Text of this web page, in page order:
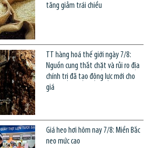
tăng giảm trái chiều
TT hàng hoá thế giới ngày 7/8:
Nguồn cung thắt chặt và rủi ro địa
chính trị đã tạo động lực mới cho
giá
Giá heo hơi hôm nay 7/8: Miền Bắc
neo mức cao